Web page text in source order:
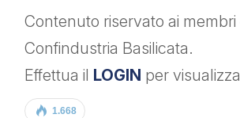
Contenuto riservato ai membri
Confindustria Basilicata.
Effettua il LOGIN per
1.668